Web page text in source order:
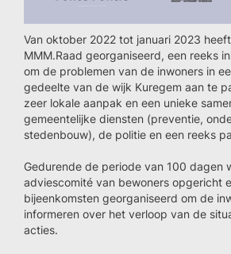
Van oktober 2022 tot januari 2023
MMM.Raad georganiseerd, een reeks
om de problemen van de inwoners in
gedeelte van de wijk Kuregem aan te
zeer lokale aanpak en een unieke
gemeentelijke diensten (preventie,
stedenbouw), de politie en een reeks
Gedurende de periode van 100 dagen
adviescomité van bewoners opgericht
bijeenkomsten georganiseerd om de
informeren over het verloop van de
acties.